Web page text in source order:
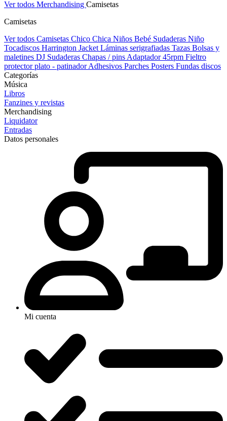
Ver todos Merchandising Camisetas
Camisetas
Ver todos Camisetas Chico Chica Niños Bebé Sudaderas Niño
Tocadiscos Harrington Jacket Láminas serigrafiadas Tazas Bolsas y
maletines DJ Sudaderas Chapas / pins Adaptador 45rpm Fieltro
protector plato - patinadorAdhesivos Parches Posters Fundas discos
Categorías
Música
Libros
Fanzines y revistas
Merchandising
Liquidator
Entradas
Datos personales
Mi cuenta